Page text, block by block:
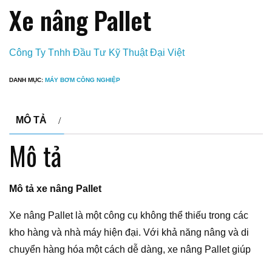
Xe nâng Pallet
Công Ty Tnhh Đầu Tư Kỹ Thuật Đại Việt
DANH MỤC: MÁY BƠM CÔNG NGHIỆP
MÔ TẢ
Mô tả
Mô tả xe nâng Pallet
Xe nâng Pallet là một công cụ không thể thiếu trong các
kho hàng và nhà máy hiện đại. Với khả năng nâng và di
chuyển hàng hóa một cách dễ dàng, xe nâng Pallet giúp